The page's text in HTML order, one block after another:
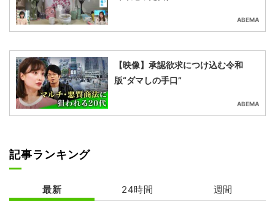
ABEMA
【映像】承認欲求につけ込む令和
版“ダマしの手口”
ABEMA
記事ランキング
最新 24時間 週間